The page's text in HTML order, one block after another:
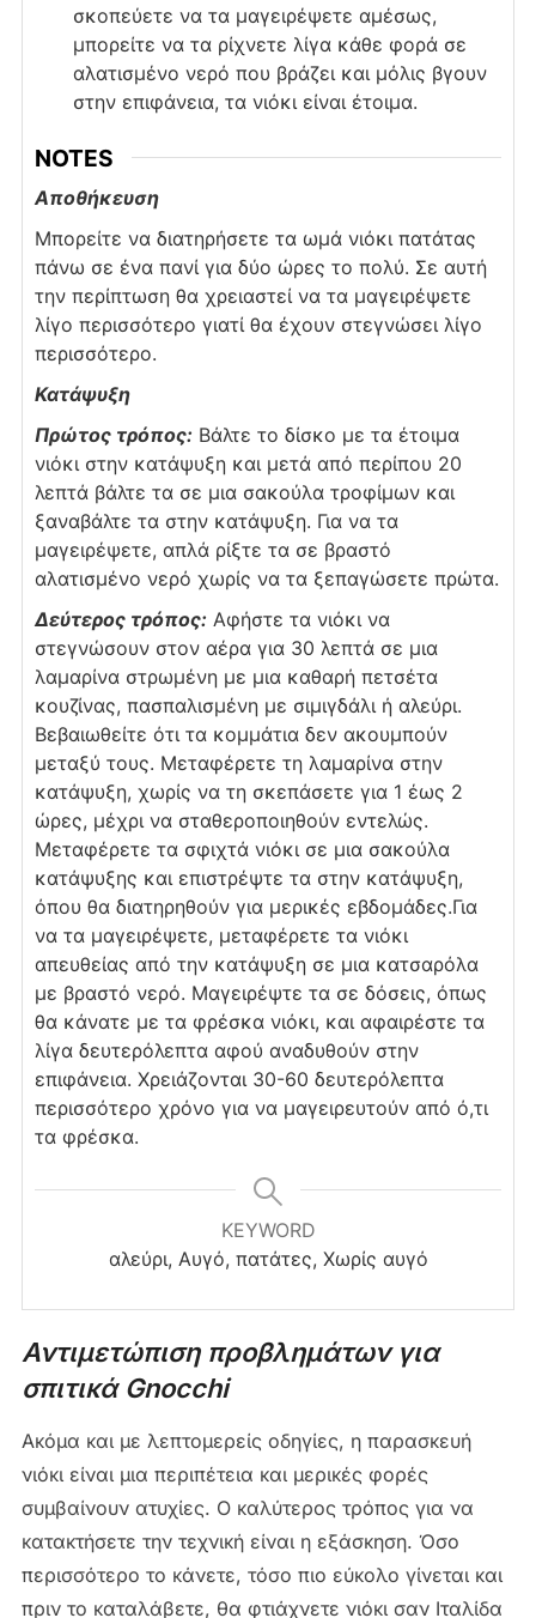
σκοπεύετε να τα μαγειρέψετε αμέσως,
μπορείτε να τα ρίχνετε λίγα κάθε φορά σε
αλατισμένο νερό που βράζει και μόλις βγουν
στην επιφάνεια, τα νιόκι είναι έτοιμα.
NOTES
Αποθήκευση
Μπορείτε να διατηρήσετε τα ωμά νιόκι πατάτας
πάνω σε ένα πανί για δύο ώρες το πολύ. Σε αυτή
την περίπτωση θα χρειαστεί να τα μαγειρέψετε
λίγο περισσότερο γιατί θα έχουν στεγνώσει λίγο
περισσότερο.
Κατάψυξη
Πρώτος τρόπος: Βάλτε το δίσκο με τα έτοιμα
νιόκι στην κατάψυξη και μετά από περίπου 20
λεπτά βάλτε τα σε μια σακούλα τροφίμων και
ξαναβάλτε τα στην κατάψυξη. Για να τα
μαγειρέψετε, απλά ρίξτε τα σε βραστό
αλατισμένο νερό χωρίς να τα ξεπαγώσετε πρώτα.
Δεύτερος τρόπος: Αφήστε τα νιόκι να
στεγνώσουν στον αέρα για 30 λεπτά σε μια
λαμαρίνα στρωμένη με μια καθαρή πετσέτα
κουζίνας, πασπαλισμένη με σιμιγδάλι ή αλεύρι.
Βεβαιωθείτε ότι τα κομμάτια δεν ακουμπούν
μεταξύ τους. Μεταφέρετε τη λαμαρίνα στην
κατάψυξη, χωρίς να τη σκεπάσετε για 1 έως 2
ώρες, μέχρι να σταθεροποιηθούν εντελώς.
Μεταφέρετε τα σφιχτά νιόκι σε μια σακούλα
κατάψυξης και επιστρέψτε τα στην κατάψυξη,
όπου θα διατηρηθούν για μερικές εβδομάδες.Για
να τα μαγειρέψετε, μεταφέρετε τα νιόκι
απευθείας από την κατάψυξη σε μια κατσαρόλα
με βραστό νερό. Μαγειρέψτε τα σε δόσεις, όπως
θα κάνατε με τα φρέσκα νιόκι, και αφαιρέστε τα
λίγα δευτερόλεπτα αφού αναδυθούν στην
επιφάνεια. Χρειάζονται 30-60 δευτερόλεπτα
περισσότερο χρόνο για να μαγειρευτούν από ό,τι
τα φρέσκα.
KEYWORD
αλεύρι, Αυγό, πατάτες, Χωρίς αυγό
Αντιμετώπιση προβλημάτων για
σπιτικά Gnocchi
Ακόμα και με λεπτομερείς οδηγίες, η παρασκευή
νιόκι είναι μια περιπέτεια και μερικές φορές
συμβαίνουν ατυχίες. Ο καλύτερος τρόπος για να
κατακτήσετε την τεχνική είναι η εξάσκηση. Όσο
περισσότερο το κάνετε, τόσο πιο εύκολο γίνεται και
πριν το καταλάβετε, θα φτιάχνετε νιόκι σαν Ιταλίδα